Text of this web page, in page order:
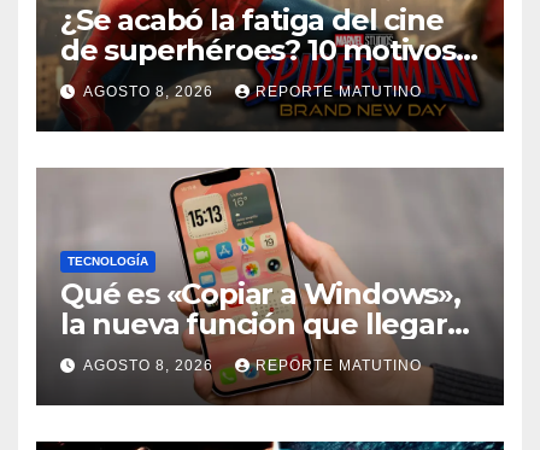
¿Se acabó la fatiga del cine
de superhéroes? 10 motivos
por los que ‘Spider-Man:
Brand New Day» desmiente
esa teoría
AGOSTO 8, 2026 REPORTE MATUTINO
TECNOLOGÍA
Qué es «Copiar a Windows»,
la nueva función que llegará
al iPhone solo para Europa
AGOSTO 8, 2026 REPORTE MATUTINO